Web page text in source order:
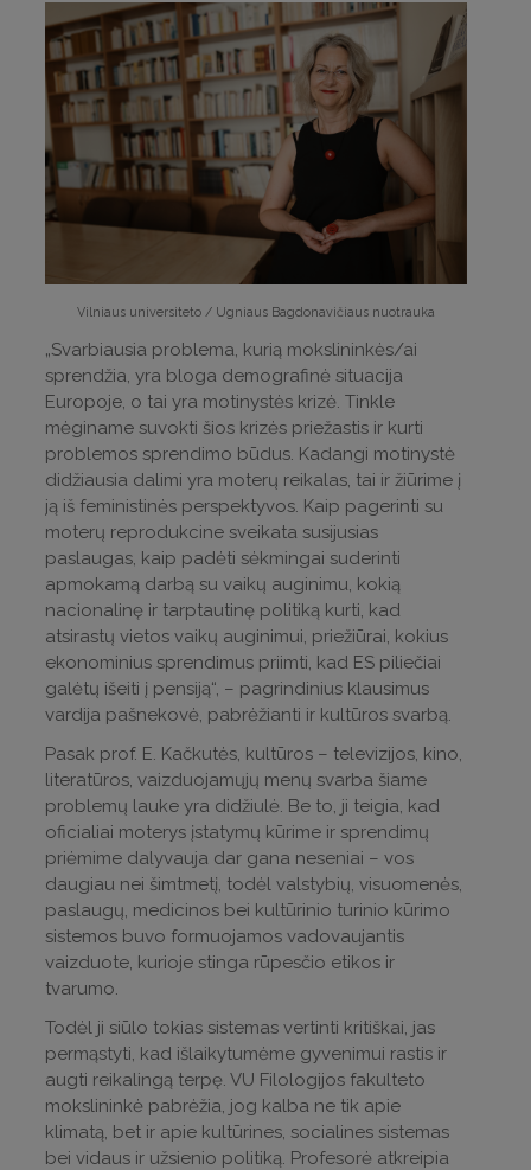
Vilniaus universiteto / Ugniaus Bagdonavičiaus nuotrauka
„Svarbiausia problema, kurią mokslininkės/ai
sprendžia, yra bloga demografinė situacija
Europoje, o tai yra motinystės krizė. Tinkle
mėginame suvokti šios krizės priežastis ir kurti
problemos sprendimo būdus. Kadangi motinystė
didžiausia dalimi yra moterų reikalas, tai ir žiūrime į
ją iš feministinės perspektyvos. Kaip pagerinti su
moterų reprodukcine sveikata susijusias
paslaugas, kaip padėti sėkmingai suderinti
apmokamą darbą su vaikų auginimu, kokią
nacionalinę ir tarptautinę politiką kurti, kad
atsirastų vietos vaikų auginimui, priežiūrai, kokius
ekonominius sprendimus priimti, kad ES piliečiai
galėtų išeiti į pensiją“, – pagrindinius klausimus
vardija pašnekovė, pabrėžianti ir kultūros svarbą.
Pasak prof. E. Kačkutės, kultūros – televizijos, kino,
literatūros, vaizduojamųjų menų svarba šiame
problemų lauke yra didžiulė. Be to, ji teigia, kad
oficialiai moterys įstatymų kūrime ir sprendimų
priėmime dalyvauja dar gana neseniai – vos
daugiau nei šimtmetį, todėl valstybių, visuomenės,
paslaugų, medicinos bei kultūrinio turinio kūrimo
sistemos buvo formuojamos vadovaujantis
vaizduote, kurioje stinga rūpesčio etikos ir
tvarumo.
Todėl ji siūlo tokias sistemas vertinti kritiškai, jas
permąstyti, kad išlaikytumėme gyvenimui rastis ir
augti reikalingą terpę. VU Filologijos fakulteto
mokslininkė pabrėžia, jog kalba ne tik apie
klimatą, bet ir apie kultūrines, socialines sistemas
bei vidaus ir užsienio politiką. Profesorė atkreipia